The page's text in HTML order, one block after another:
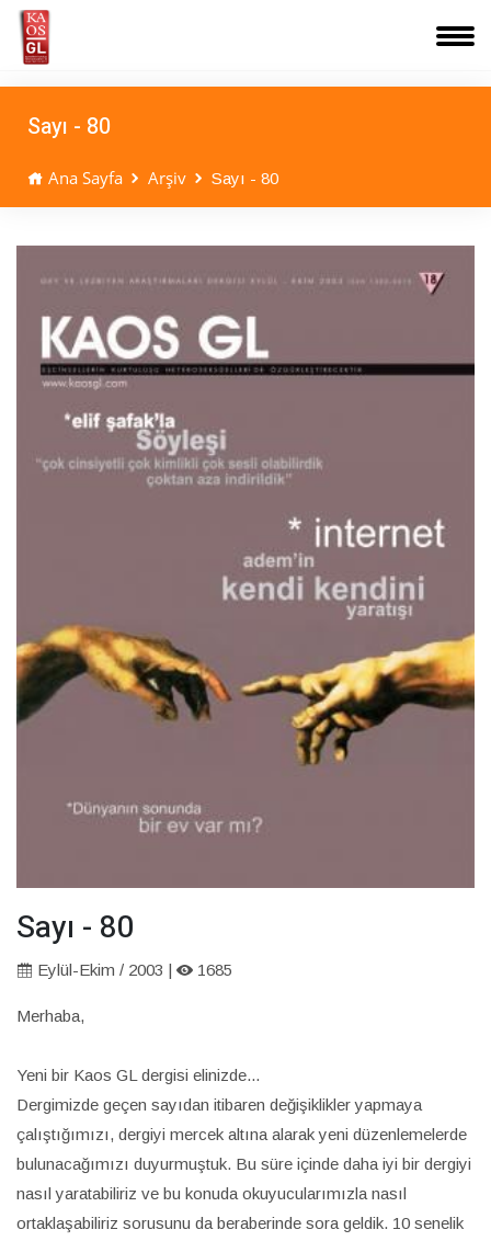
Sayı - 80
Ana Sayfa Arşiv Sayı - 80
Sayı - 80
Eylül-Ekim / 2003 | 1685
Merhaba,
Yeni bir Kaos GL dergisi elinizde...
Dergimizde geçen sayıdan itibaren değişiklikler yapmaya
çalıştığımızı, dergiyi mercek altına alarak yeni düzenlemelerde
bulunacağımızı duyurmuştuk. Bu süre içinde daha iyi bir dergiyi
nasıl yaratabiliriz ve bu konuda okuyucularımızla nasıl
ortaklaşabiliriz sorusunu da beraberinde sora geldik. 10 senelik